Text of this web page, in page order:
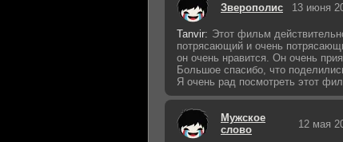
Зверополис 13 июня
Tanvir: Этот фильм
потрясающий и очень
он очень нравится. Он очень
Большое спасибо, что
Я очень рад посмотреть этот
Мужское
слово
12 мая